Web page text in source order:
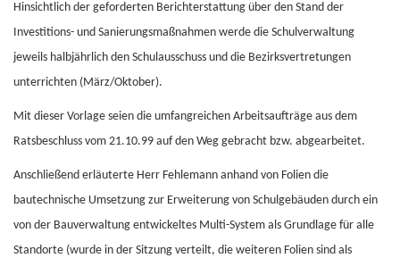
Hinsichtlich der geforderten Berichterstattung über den Stand der
Investitions- und Sanierungsmaßnahmen werde die Schulverwaltung
jeweils halbjährlich den Schulausschuss und die Bezirksvertretungen
unterrichten (März/Oktober).
Mit dieser Vorlage seien die umfangreichen Arbeitsaufträge aus dem
Ratsbeschluss vom 21.10.99 auf den Weg gebracht bzw. abgearbeitet.
Anschließend erläuterte Herr Fehlemann anhand von Folien die
bautechnische Umsetzung zur Erweiterung von Schulgebäuden durch ein
von der Bauverwaltung entwickeltes Multi-System als Grundlage für alle
Standorte (wurde in der Sitzung verteilt, die weiteren Folien sind als